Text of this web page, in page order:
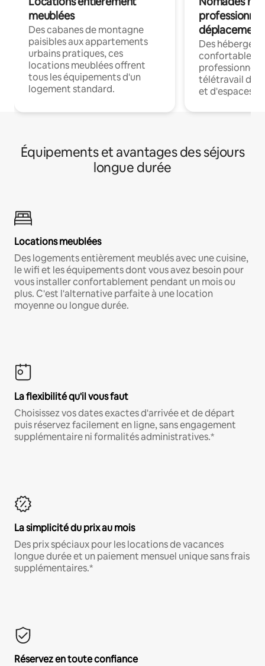
meublées
Des cabanes de montagne
paisibles aux appartements
urbains pratiques, ces
locations meublées offrent
tous les équipements d'un
logement standard.
déplacement
Des
confortables
professionnels
télétravail
et d'espaces
Équipements et avantages des séjours
longue durée
Locations meublées
Des logements entièrement meublés avec une cuisine,
le wifi et les équipements dont vous avez besoin pour
vous installer confortablement pendant un mois ou
plus. C'est l'alternative parfaite à une location
moyenne ou longue durée.
La flexibilité qu'il vous faut
Choisissez vos dates exactes d'arrivée et de départ
puis réservez facilement en ligne, sans engagement
supplémentaire ni formalités administratives.*
La simplicité du prix au mois
Des prix spéciaux pour les locations de vacances
longue durée et un paiement mensuel unique sans frais
supplémentaires.*
Réservez en toute confiance